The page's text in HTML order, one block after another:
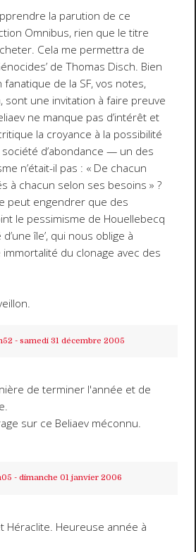
la parution de ce
Omnibus, rien que le titre
Cela me permettra de
de Thomas Disch. Bien
fanatique de la SF, vos notes,
sont une invitation à faire preuve
ne manque pas d’intérêt et
la croyance à la possibilité
d’abondance — un des
n’était-il pas : « De chacun
à chacun selon ses besoins » ?
peut engendrer que des
le pessimisme de Houellebecq
île’, qui nous oblige à
du clonage avec des
- samedi 31 décembre 2005
de terminer l'année et de
sur ce Beliaev méconnu.
- dimanche 01 janvier 2006
Héraclite. Heureuse année à